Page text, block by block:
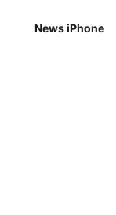
News iPhone